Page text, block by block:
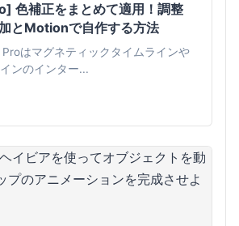
色補正をまとめて適用！調整
とMotionで自作する方法
はマグネティックタイムラインや
ンのインター...